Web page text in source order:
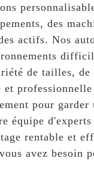
des
actifs. Nos
de tailles,
pour garder
équipe
rentable et
avez besoin